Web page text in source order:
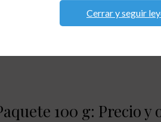
250 g: Precio y
100 g: Precio y
Cerrar y seguir